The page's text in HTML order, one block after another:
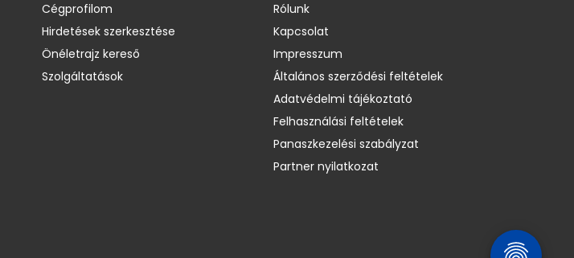
Cégprofilom
Hirdetések szerkesztése
Önéletrajz kereső
Szolgáltatások
Rólunk
Kapcsolat
Impresszum
Általános szerződési feltételek
Adatvédelmi tájékoztató
Felhasználási feltételek
Panaszkezelési szabályzat
Partner nyilatkozat